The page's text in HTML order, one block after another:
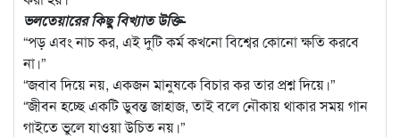
ভলতেয়ারের কিছু বিখ্যাত উক্তি-
“পড় এবং নাচ কর, এই দুটি কর্ম কখনো বিশ্বের কোনো ক্ষতি করবে
না।”
“জবাব দিয়ে নয়, একজন মানুষকে বিচার কর তার প্রশ্ন দিয়ে।”
“জীবন হচ্ছে একটি ডুবন্ত জাহাজ, তাই বলে নৌকায় থাকার সময় গান
গাইতে ভুলে যাওয়া উচিত নয়।”